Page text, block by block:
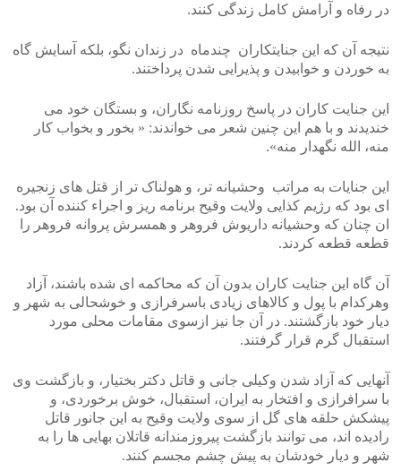
در رفاه و آرامش کامل زندگی کنند.
نتیجه آن که این جنایتکاران چندماه در زندان نگو، بلکه آسایش گاه
به خوردن و خوابیدن و پذیرایی شدن پرداختند.
این جنایت کاران در پاسخ روزنامه نگاران، و بستگان خود می
خندیدند و با هم این چنین شعر می خواندند: « بخور و بخواب کار
منه، الله نگهدار منه».
این جنایات به مراتب وحشیانه تر، و هولناک تر از قتل های زنجیره
ای بود که رژیم کذایی ولایت وقیح برنامه ریز و اجراء کننده آن بود.
ان چنان که وحشیانه داریوش فروهر و همسرش پروانه فروهر را
قطعه قطعه کردند.
آن گاه این جنایت کاران بدون آن که محاکمه ای شده باشند، آزاد
وهرکدام با پول و کالاهای زیادی باسرفرازی و خوشحالی به شهر و
دیار خود بازگشتند. در آن جا نیز ازسوی مقامات محلی مورد
استقبال گرم قرار گرفتند.
آنهایی که آزاد شدن وکیلی جانی و قاتل دکتر بختیار، و بازگشت وی
با سرافرازی و افتخار به ایران، استقبال، خوش برخوردی، و
پیشکش حلقه های گل از سوی ولایت وقیح به این جانور قاتل
رادیده اند، می توانند بازگشت پیروزمندانه قاتلان بهایی ها را به
شهر و دیار خودشان به پیش چشم مجسم کنند.